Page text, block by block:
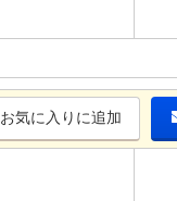
お気に入りに追加